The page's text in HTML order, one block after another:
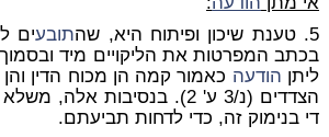
5. טענת שיכון ופיתוח היא, שה
תובעים
בכתב המפרטות את הליקויים מיד
ליתן הודעה כאמור קמה הן מכוח הדין
הצדדים (נ/3 ע' 2). בנסיבות
די בנימוק זה, כדי לדחות תביעתם.